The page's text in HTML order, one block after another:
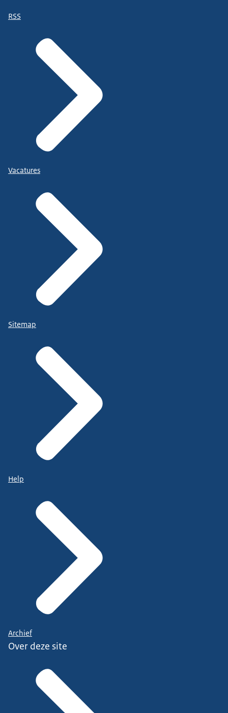
RSS
Vacatures
Sitemap
Help
Archief
Over deze site